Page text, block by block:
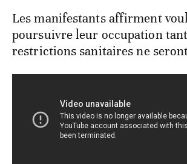
Les manifestants affirment
poursuivre leur occupation
restrictions sanitaires ne